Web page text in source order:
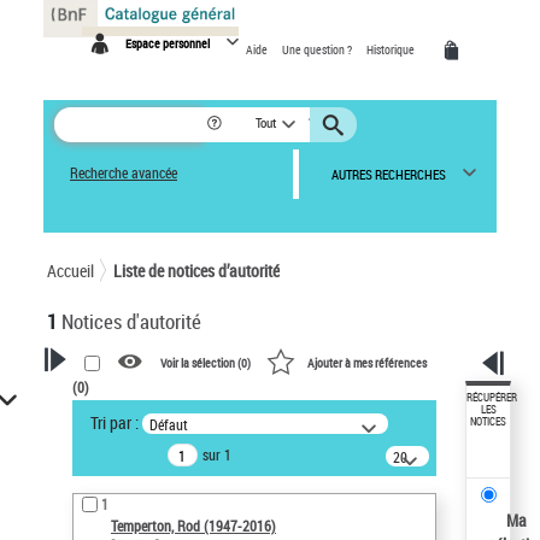
Espace personnel Aide Une question ? Historique
Tout
Recherche avancée AUTRES RECHERCHES
Accueil Liste de notices d’autorité
1 Notices d'autorité
VOTRE RECHERCHE
Recherche avancée dans les
notices d’autorité
Œuvres liées à l'auteur :
Temperton, Rod (1947-2016)
Voir la sélection (0) Ajouter à mes références
(0)
Tri par : Défaut
sur 1
20
résultats/page
1
Temperton, Rod (1947-2016)
RÉCUPÉRER
LES
NOTICES
Ma
Panneau de gestion des cookies